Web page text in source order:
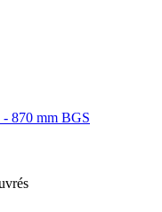
870 mm BGS